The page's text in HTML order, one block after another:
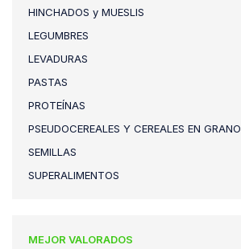
HINCHADOS y MUESLIS
LEGUMBRES
LEVADURAS
PASTAS
PROTEÍNAS
PSEUDOCEREALES Y CEREALES EN GRANO
SEMILLAS
SUPERALIMENTOS
MEJOR VALORADOS